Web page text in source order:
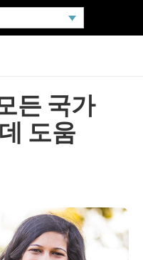
든 국가
도움